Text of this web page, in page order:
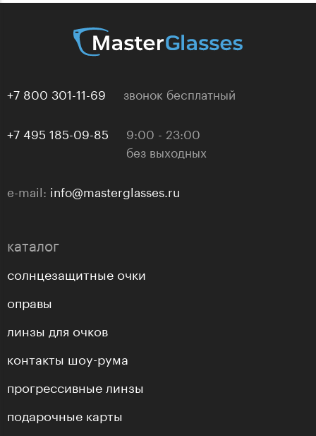
+7 800 301-11-69 звонок бесплатный
+7 495 185-09-85
9:00 - 23:00
без выходных
e-mail: info@masterglasses.ru
каталог
солнцезащитные очки
оправы
линзы для очков
контакты шоу-рума
прогрессивные линзы
подарочные карты